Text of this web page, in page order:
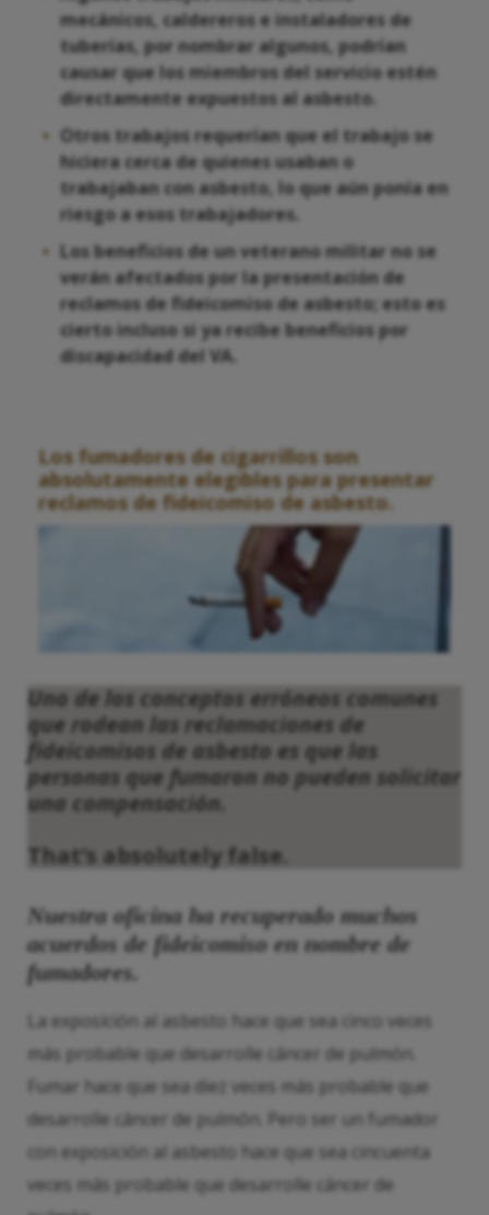
mecánicos, caldereros e instaladores de
tuberías, por nombrar algunos, podrían
causar que los miembros del servicio estén
directamente expuestos al asbesto.
Otros trabajos requerían que el trabajo se
hiciera cerca de quienes usaban o
trabajaban con asbesto, lo que aún ponía en
riesgo a esos trabajadores.
Los beneficios de un veterano militar no se
verán afectados por la presentación de
reclamos de fideicomiso de asbesto; esto es
cierto incluso si ya recibe beneficios por
discapacidad del VA.
Los fumadores de cigarrillos son
absolutamente elegibles para presentar
reclamos de fideicomiso de asbesto.
Uno de los conceptos erróneos comunes
que rodean las reclamaciones de
fideicomisos de asbesto es que las
personas que fumaron no pueden solicitar
una compensación.
That’s absolutely false.
Nuestra oficina ha recuperado muchos
acuerdos de fideicomiso en nombre de
fumadores.
La exposición al asbesto hace que sea cinco veces
más probable que desarrolle cáncer de pulmón.
Fumar hace que sea diez veces más probable que
desarrolle cáncer de pulmón. Pero ser un fumador
con exposición al asbesto hace que sea cincuenta
veces más probable que desarrolle cáncer de